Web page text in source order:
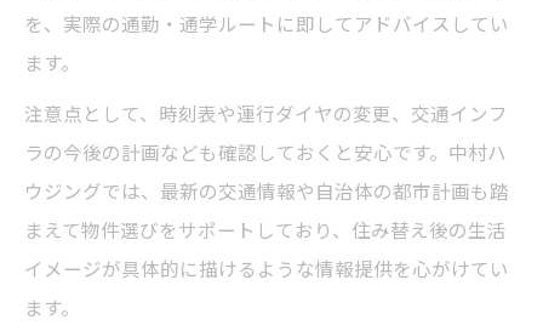
を、実際の通勤・通学ルートに即してアドバイスしてい
ます。
注意点として、時刻表や運行ダイヤの変更、交通インフ
ラの今後の計画なども確認しておくと安心です。中村ハ
ウジングでは、最新の交通情報や自治体の都市計画も踏
まえて物件選びをサポートしており、住み替え後の生活
イメージが具体的に描けるような情報提供を心がけてい
ます。